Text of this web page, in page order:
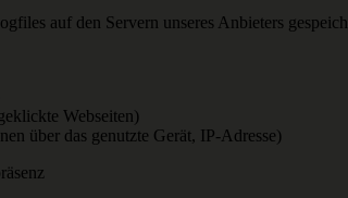
auf den Servern unseres Anbieters
Webseiten)
über das genutzte Gerät, IP-Adresse)